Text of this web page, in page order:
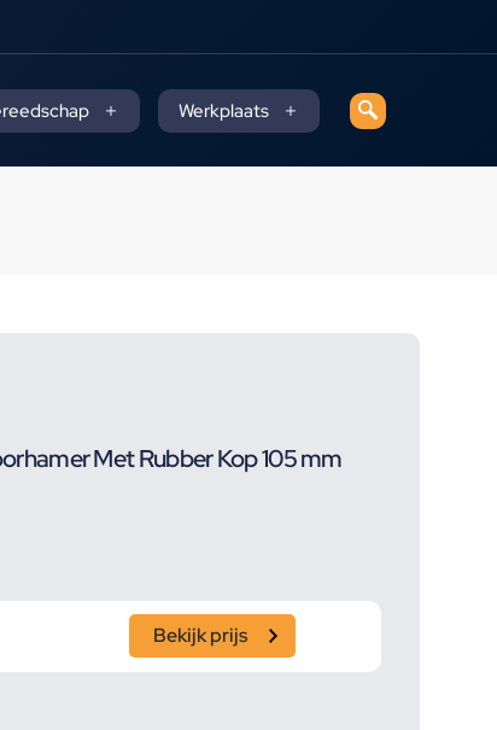
Werkplaats
Met Rubber Kop 105 mm
Bekijk prijs